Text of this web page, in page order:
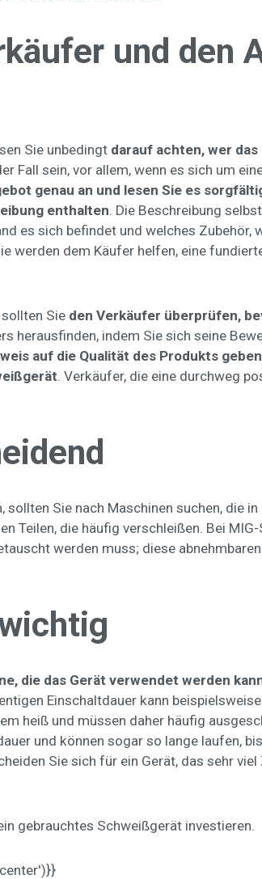
und den
Sie unbedingt darauf achten, wer
Fall sein, vor allem, wenn es sich um
genau an und lesen Sie es
enthalten. Die Beschreibung
es sich befindet und welches
werden dem Käufer helfen, eine
Sie den Verkäufer überprüfen,
herausfinden, indem Sie sich seine
auf die Qualität des Produkts geben
. Verkäufer, die eine durchweg
Sie nach Maschinen suchen, die in
Teilen, die häufig verschleißen. Bei
werden muss; diese
die das Gerät verwendet werden
Einschaltdauer kann
heiß und müssen daher häufig
und können sogar so lange laufen,
Sie sich für ein Gerät, das sehr
gebrauchtes Schweißgerät investieren.